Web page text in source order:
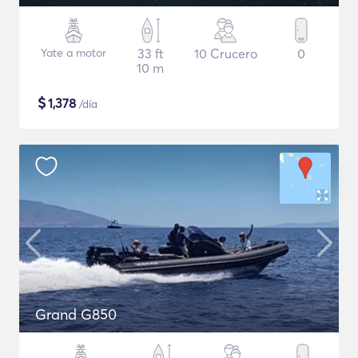
Yate a motor
33 ft
10 m
10 Crucero 0
$1,378 /día
Grand G850